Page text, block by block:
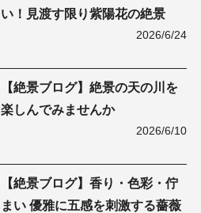
い！見渡す限り紫陽花の絶景
2026/6/24
【絶景ブログ】絶景の天の川を
楽しんでみませんか
2026/6/10
【絶景ブログ】香り・色彩・佇
まい 優雅に五感を刺激する薔薇